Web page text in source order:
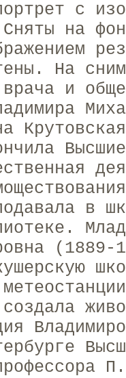
с
на
На
и
в
(1889-